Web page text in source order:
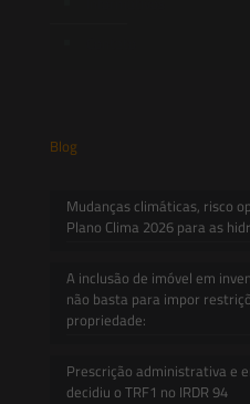
Blog
Mudanças climáticas, risco
Plano Clima 2026 para as
A inclusão de imóvel em
não basta para impor
propriedade:
Prescrição administrativa e
decidiu o TRF1 no IRDR 94